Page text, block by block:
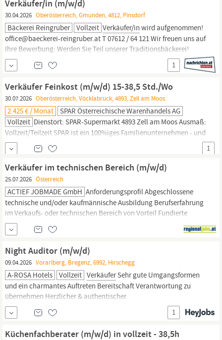
aufgeschlossen und...
Verkäufer/in (m/w/d)
30.04.2026 Oberösterreich, Gmunden, 4812, Pinsdorf
Bäckerei Reingruber Vollzeit Verkäufer/in wird aufgenommen!
office@baeckerei-reingruber.at T 07612 / 64 121 Wir freuen uns auf
Ihre Bewerbung: Werden Sie Teil unserer Traditionsbäckerei!
JAHRES-/TEILZEITSTELLE Dienstort: Pinsdorf SEHR guTE
vERdIEnSTmögLIcHkEIT LOHN LT. KV BÄCKEREI BEREITSCHAFT
ZUR ÜBERZAHLUNg VORHANDEN NICHT TE Traditionsbäckerei!
PR Ö NEL ga wird
1
Verkäufer Feinkost (m/w/d) 15-38,5 Std./Wo
30.07.2026 Oberösterreich, Vöcklabruck, 4893, Zell am Moos
2.425 € / Monat
SPAR Österreichische Warenhandels AG
Vollzeit Dienstort: SPAR-Supermarkt 4893 Zell am Moos Ausmaß:
Vollzeit/Teilzeit SPAR ist ein 100%iges Familienunternehmen - und
das spürt man. Ein menschlicher Umgang und ein tolles Team
treffen auf viele handfeste Vorteile wie faire Bezahlung, flexible
Arbeitszeiten und vor allem mehr Möglichkeiten mit Sicherheit.
Aufgaben Frische Produkte, die begeistern: Freude an der Arbeit...
1
Verkäufer im technischen Bereich (m/w/d)
25.07.2026 Österreich
ACTIEF JOBMADE GmbH Anforderungsprofil Abgeschlossene
technische und/oder kaufmännische Ausbildung Berufserfahrung
im Verkaufs- oder technischen Bereich von Vorteil Fundierte
Kenntnisse im Umgang mit technischen Produkten Ausgeprägte
Verkaufs-, Beratungs- und Kommunikationsstärke Gute EDV-
Kenntnisse Souveränes, höfliches und serviceorientiertes
Auftreten Aufgabenbeschreibung Betreuung und...
Night Auditor (m/w/d)
09.04.2026 Vorarlberg, Bregenz, 6992, Hirschegg
A-ROSA Hotels Vollzeit VerkäuferSehr gute Umgangsformen
und ein charmantes Auftreten Bereitschaft Verantwortung zu
übernehmen Herzlicher & authentischer
dienstleistungsorientierter Service Selbständiges, engagiertes
Denken und Handeln Gutes Deutsch und fachbezogenes Englisch
Womit wir dich an Land ziehen Du bist mehr als nur ein
Teammitglied –
1
Küchenfachberater (m/w/d) in vollzeit - 38,5h